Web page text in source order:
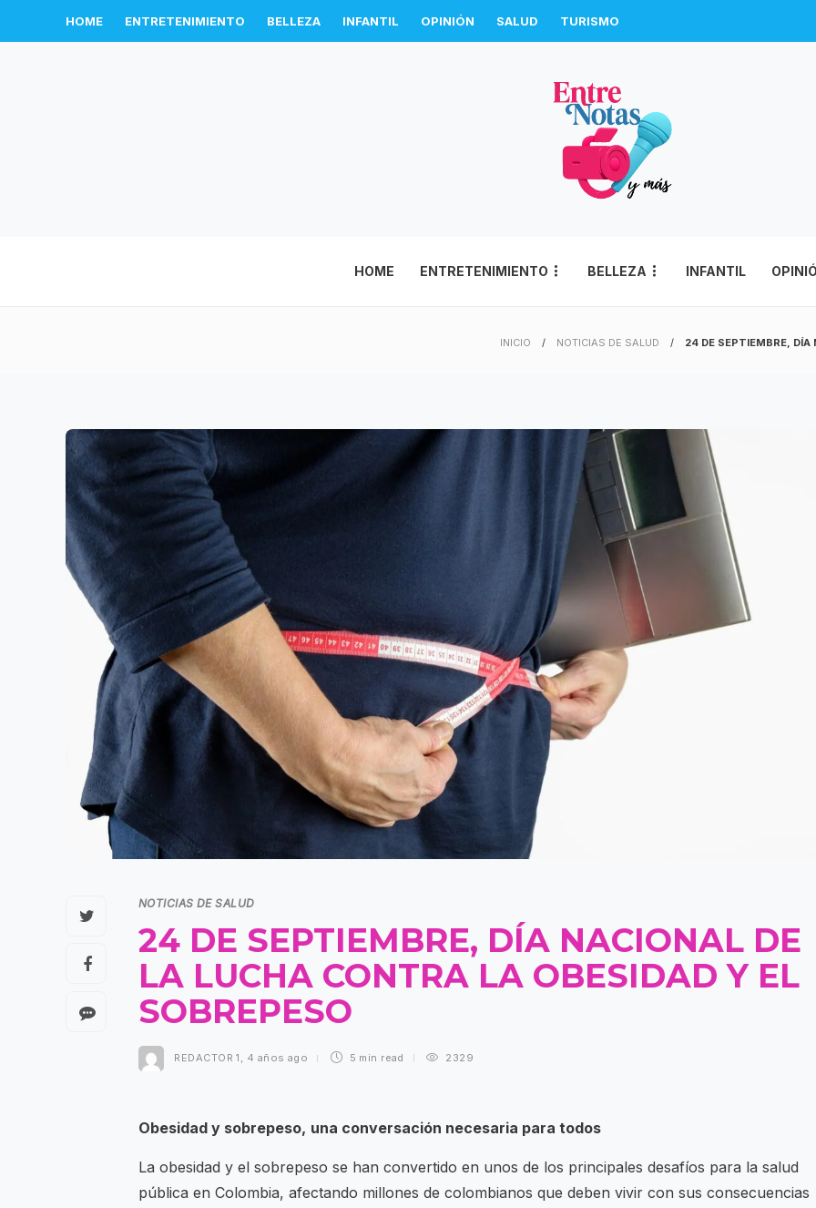
HOME ENTRETENIMIENTO BELLEZA INFANTIL OPINIÓN SALUD TURISMO
HOME ENTRETENIMIENTO BELLEZA INFANTIL
INICIO NOTICIAS DE SALUD 24 DE SEPTIEMBRE, DÍA
NOTICIAS DE SALUD
24 DE SEPTIEMBRE, DÍA NACIONAL DE
LA LUCHA CONTRA LA OBESIDAD Y EL
SOBREPESO
REDACTOR 1 , 4 años ago 5 min read 2329
Obesidad y sobrepeso, una conversación necesaria para todos
La obesidad y el sobrepeso se han convertido en unos de los principales desafíos para la salud
pública en Colombia, afectando millones de colombianos que deben vivir con sus consecuencias